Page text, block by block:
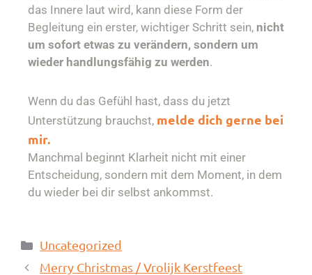
das Innere laut wird, kann diese Form der
Begleitung ein erster, wichtiger Schritt sein, nicht
um sofort etwas zu verändern, sondern um
wieder handlungsfähig zu werden.
Wenn du das Gefühl hast, dass du jetzt
Unterstützung brauchst, melde dich gerne bei
mir.
Manchmal beginnt Klarheit nicht mit einer
Entscheidung, sondern mit dem Moment, in dem
du wieder bei dir selbst ankommst.
Uncategorized
Merry Christmas / Vrolijk Kerstfeest